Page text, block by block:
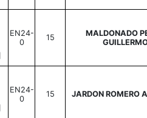
EN24-
0
15
MALDONADO
EN24-
0
15 JARDON ROMERO